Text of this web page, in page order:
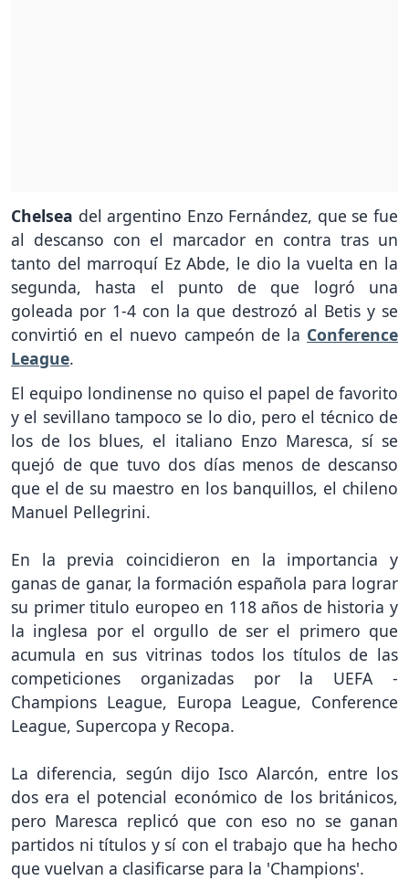
Chelsea del argentino Enzo Fernández, que se fue
al descanso con el marcador en contra tras un
tanto del marroquí Ez Abde, le dio la vuelta en la
segunda, hasta el punto de que logró una
goleada por 1-4 con la que destrozó al Betis y se
convirtió en el nuevo campeón de la Conference
League.
El equipo londinense no quiso el papel de favorito
y el sevillano tampoco se lo dio, pero el técnico de
los de los blues, el italiano Enzo Maresca, sí se
quejó de que tuvo dos días menos de descanso
que el de su maestro en los banquillos, el chileno
Manuel Pellegrini.
En la previa coincidieron en la importancia y
ganas de ganar, la formación española para lograr
su primer titulo europeo en 118 años de historia y
la inglesa por el orgullo de ser el primero que
acumula en sus vitrinas todos los títulos de las
competiciones organizadas por la UEFA -
Champions League, Europa League, Conference
League, Supercopa y Recopa.
La diferencia, según dijo Isco Alarcón, entre los
dos era el potencial económico de los británicos,
pero Maresca replicó que con eso no se ganan
partidos ni títulos y sí con el trabajo que ha hecho
que vuelvan a clasificarse para la 'Champions'.